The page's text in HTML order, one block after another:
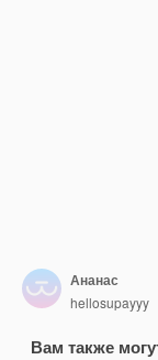
Ананас
hellosupayyy
Вам также